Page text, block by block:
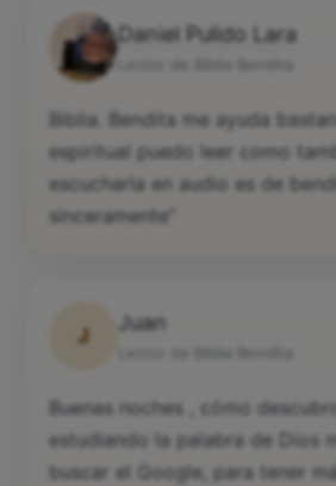
Daniel Pulido Lara
Biblia. Bendita me ayuda
espiritual puedo leer como
escucharla en audio es de
sinceramente”
J
Juan
Buenas noches , cómo
estudiando la palabra de Dios
buscar el Google, para tener